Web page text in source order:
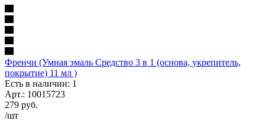
Френчи (Умная эмаль Средство 3 в 1 (основа, укрепитель,
покрытие) 11 мл )
Есть в наличии: 1
Арт.: 10015723
279 руб.
/шт